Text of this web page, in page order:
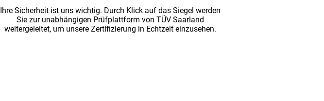
Ihre Sicherheit ist uns wichtig. Durch Klick auf das Siegel werden
Sie zur unabhängigen Prüfplattform von TÜV Saarland
weitergeleitet, um unsere Zertifizierung in Echtzeit einzusehen.